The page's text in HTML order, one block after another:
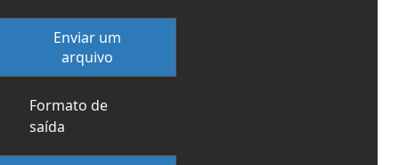
Enviar um
arquivo
Formato de
saída